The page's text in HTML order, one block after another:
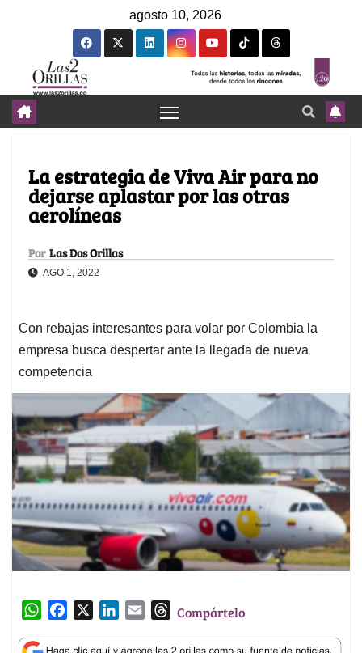
agosto 10, 2026
La estrategia de Viva Air para no
dejarse aplastar por las otras
aerolíneas
Por Las Dos Orillas
AGO 1, 2022
Con rebajas interesantes para volar por Colombia la
empresa busca despertar ante la llegada de nueva
competencia
W
a
c
n
a
T
r
Compártelo